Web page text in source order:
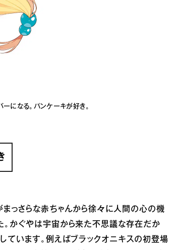
になる。パンケーキが好き。
っさらな赤ちゃんから徐々に人間の心の機
。かぐやは宇宙から来た不思議な存在だか
ています。例えばブラックオニキスの初登場